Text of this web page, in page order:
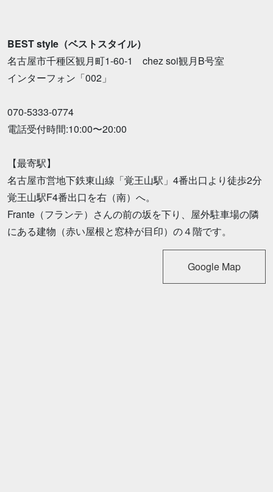
BEST style（ベストスタイル）
名古屋市千種区観月町1-60-1 chez soi観月B号室
インターフォン「002」
070-5333-0774
電話受付時間:10:00〜20:00
【最寄駅】
名古屋市営地下鉄東山線「覚王山駅」4番出口より徒歩2分
覚王山駅F4番出口を右（南）へ。
Frante（フランテ）さんの前の坂を下り、屋外駐車場の隣
にある建物（赤い屋根と窓枠が目印）の４階です。
Google Map